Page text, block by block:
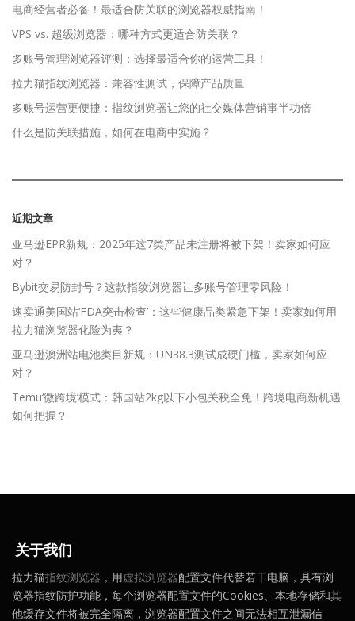
电商经营者必备！最适合防关联的浏览器权威指南！
VPS vs. 超级浏览器：哪种方式更适合防关联？
多账号管理浏览器评测：选择最适合你的运营工具！
拉力猫指纹浏览器：兼容性测试，保障产品质量
多账号运营更便捷：指纹浏览器让您的社交媒体营销事半功倍
什么是防关联措施，如何在电商中实施？
近期文章
亚马逊EPR新规：2025年这7类产品未注册将被下架！卖家如何应
对？
Bybit交易防封号？这款指纹浏览器让多账号管理零风险！
速卖通美国站‘FDA突击检查’：这些健康品类紧急下架！卖家如何用
拉力猫浏览器化险为夷？
亚马逊澳洲站电池类目新规：UN38.3测试成硬门槛，卖家如何应
对？
Temu‘微跨境’模式：韩国站2kg以下小包关税全免！跨境电商新机遇
如何把握？
关于我们
拉力猫指纹浏览器 ，用虚拟浏览器配置文件代替若干电脑，具有浏
览器指纹防护功能，每个浏览器配置文件的Cookies、本地存储和其
他缓存文件将被完全隔离，浏览器配置文件之间无法相互泄漏信